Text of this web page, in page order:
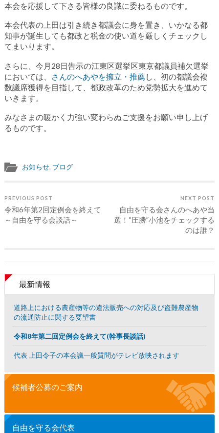
本会を応援して下さる皆様の良識に委ねるものです。
本会代表の上田は引き続き都議会に身を置き、いかなる都
知事が誕生しても都政と税金の使い道を厳しくチェックし
てまいります。
さらに、今月28日告示の江東区選挙区東京都議員補欠選挙
においては、
さんのへあやを擁立・推薦し、初の都議会複
数議席獲得を目指して、都政改革のため党勢拡大を進めて
いきます。
みなさまの暖かく力強い変わらぬご支援をお願い申し上げ
るものです。
お知らせ, ブログ
PREVIOUS POST
令和6年第2回定例会を終えて
～自由を守る会談話～
NEXT POST
自由を守る会さんのへあや当
選！“圧勝”小池をチェックする
のは誰？
最新情報
道路上における農産物等の違法販売への対応及び盗難農産物
の流通防止に関する要望書
令和8年第二回定例会を終えて(幹事長談話)
代表 上田令子の本会議一般質問がテレビ放映されます
候補者公募のご案内
自由を守る会代表